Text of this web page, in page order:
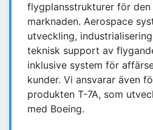
flygplansstrukturer för
marknaden. Aerospace
utveckling,
teknisk support av
inklusive system för
kunder. Vi ansvarar även
produkten T-7A, som
med Boeing.